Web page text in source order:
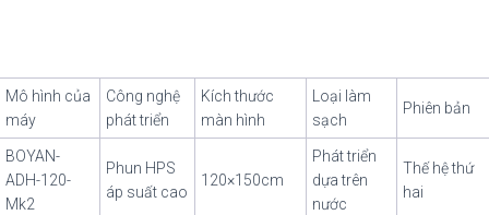
Mô hình của
máy
Công nghệ
phát triển
Kích thước
màn hình
Loại làm
sạch
Phiên bản
BOYAN-
ADH-120-
Mk2
Phun HPS
áp suất cao
120×150cm
Phát triển
dựa trên
nước
Thế hệ thứ
hai